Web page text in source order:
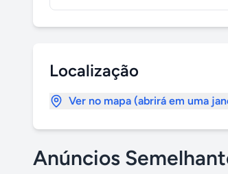
Localização
Ver no mapa (abrirá em uma
Anúncios